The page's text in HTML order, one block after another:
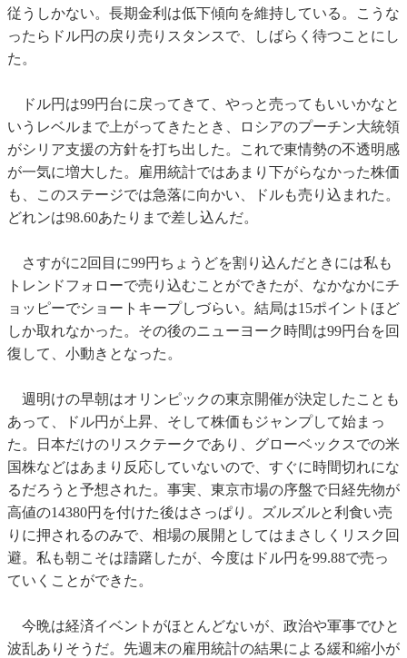
従うしかない。長期金利は低下傾向を維持している。こうな
ったらドル円の戻り売りスタンスで、しばらく待つことにし
た。
ドル円は99円台に戻ってきて、やっと売ってもいいかなと
いうレベルまで上がってきたとき、ロシアのプーチン大統領
がシリア支援の方針を打ち出した。これで東情勢の不透明感
が一気に増大した。雇用統計ではあまり下がらなかった株価
も、このステージでは急落に向かい、ドルも売り込まれた。
どれンは98.60あたりまで差し込んだ。
さすがに2回目に99円ちょうどを割り込んだときには私も
トレンドフォローで売り込むことができたが、なかなかにチ
ョッピーでショートキープしづらい。結局は15ポイントほど
しか取れなかった。その後のニューヨーク時間は99円台を回
復して、小動きとなった。
週明けの早朝はオリンピックの東京開催が決定したことも
あって、ドル円が上昇、そして株価もジャンプして始まっ
た。日本だけのリスクテークであり、グローベックスでの米
国株などはあまり反応していないので、すぐに時間切れにな
るだろうと予想された。事実、東京市場の序盤で日経先物が
高値の14380円を付けた後はさっぱり。ズルズルと利食い売
りに押されるのみで、相場の展開としてはまさしくリスク回
避。私も朝こそは躊躇したが、今度はドル円を99.88で売っ
ていくことができた。
今晩は経済イベントがほとんどないが、政治や軍事でひと
波乱ありそうだ。先週末の雇用統計の結果による緩和縮小が